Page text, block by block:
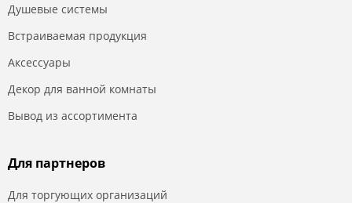
Душевые системы
Встраиваемая продукция
Аксессуары
Декор для ванной комнаты
Вывод из ассортимента
Для партнеров
Для торгующих организаций